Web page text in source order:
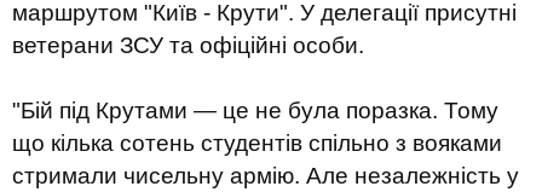
маршрутом "Київ - Крути". У делегації присутні
ветерани ЗСУ та офіційні особи.
"Бій під Крутами — це не була поразка. Тому
що кілька сотень студентів спільно з вояками
стримали чисельну армію. Але незалежність у